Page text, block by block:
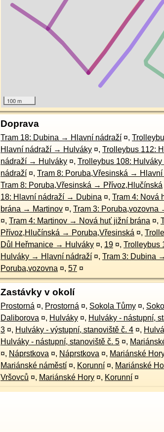
100 m
Doprava
Tram 18: Dubina → Hlavní nádraží ¤,
Hlavní nádraží → Hulváky ¤, Trolleybus 112:
nádraží → Hulváky ¤, Trolleybus 108:
nádraží ¤, Tram 8: Poruba,Vřesinská → Hlavní
Tram 8: Poruba,Vřesinská → Přívoz,Hlučínská
18: Hlavní nádraží → Dubina ¤, Tram 4: Nová
brána → Martinov ¤, Tram 3: Poruba,vozovna
¤, Tram 4: Martinov → Nová huť jižní brána ¤,
Přívoz,Hlučínská → Poruba,Vřesinská ¤,
Důl Heřmanice → Hulváky ¤, 19 ¤, Trolleybus
Hulváky → Hlavní nádraží ¤, Tram 3: Dubina →
Poruba,vozovna ¤, 57 ¤
Zastávky v okolí
Prostorná ¤, Prostorná ¤, Sokola Tůmy ¤,
Daliborova ¤, Hulváky ¤, Hulváky - nástupní,
3 ¤, Hulváky - výstupní, stanoviště č. 4 ¤,
Hulváky - nástupní, stanoviště č. 5 ¤,
¤, Náprstkova ¤, Náprstkova ¤, Mariánské
Mariánské náměstí ¤, Korunní ¤, Mariánské
Vršovců ¤, Mariánské Hory ¤, Korunní ¤